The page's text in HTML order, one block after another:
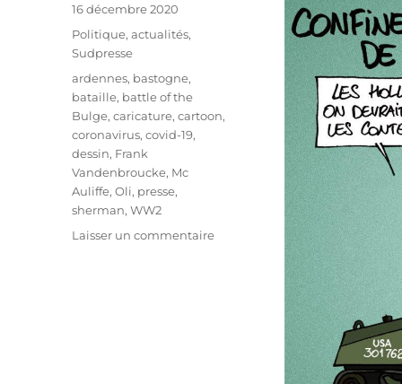
Publié
16 décembre 2020
Catégories
Politique, actualités,
Sudpresse
Étiquettes
ardennes, bastogne,
bataille, battle of the
Bulge,caricature,cartoon,
coronavirus,covid-19,
dessin, Frank
Vandenbroucke, Mc
Auliffe,Oli, presse,
sherman,WW2
Laisser un commentairesur